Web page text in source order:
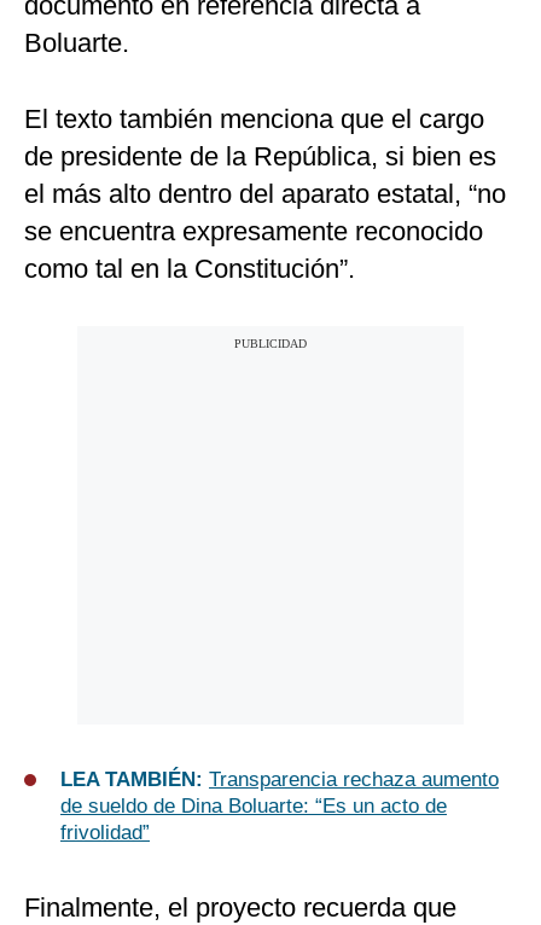
Boluarte.
El texto también menciona que el cargo
de presidente de la República, si bien es
el más alto dentro del aparato estatal, “no
se encuentra expresamente reconocido
como tal en la Constitución”.
LEA TAMBIÉN: Transparencia rechaza aumento
de sueldo de Dina Boluarte: “Es un acto de
frivolidad”
Finalmente, el proyecto recuerda que